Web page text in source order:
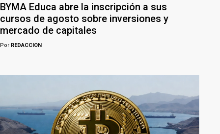
BYMA Educa abre la inscripción a sus
cursos de agosto sobre inversiones y
mercado de capitales
Por REDACCION